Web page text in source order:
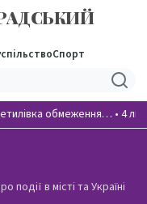
Спорт
обмеження… • 4
в місті та Україні